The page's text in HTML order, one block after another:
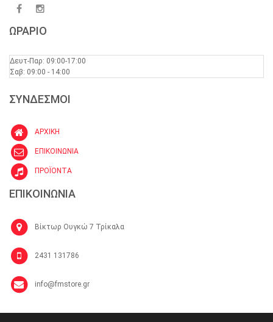
ΩΡΑΡΙΟ
Δευτ-Παρ: 09:00-17:00
Σαβ: 09:00 - 14:00
ΣΥΝΔΕΣΜΟΙ
ΑΡΧΙΚΗ
ΕΠΙΚΟΙΝΩΝΙΑ
ΠΡΟΪΟΝΤΑ
ΕΠΙΚΟΙΝΩΝΙΑ
Βίκτωρ Ουγκώ 7 Τρίκαλα
2431 131786
info@fmstore.gr